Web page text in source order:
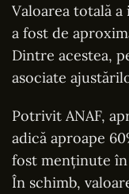
Valoarea totală
a fost de
Dintre acestea,
asociate
Potrivit ANAF,
adică aproape
fost menținute
În schimb,